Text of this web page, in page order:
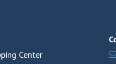
Center